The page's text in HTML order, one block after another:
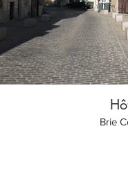
Brie